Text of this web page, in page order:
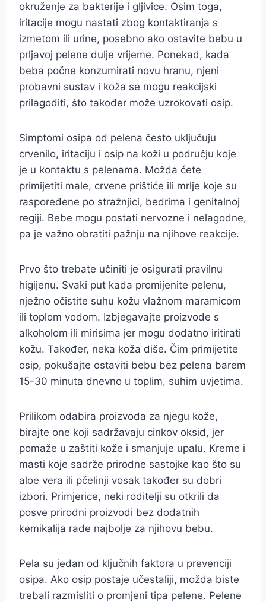
okruženje za bakterije i gljivice. Osim toga,
iritacije mogu nastati zbog kontaktiranja s
izmetom ili urine, posebno ako ostavite bebu u
prljavoj pelene dulje vrijeme. Ponekad, kada
beba počne konzumirati novu hranu, njeni
probavni sustav i koža se mogu reakcijski
prilagoditi, što također može uzrokovati osip.
Simptomi osipa od pelena često uključuju
crvenilo, iritaciju i osip na koži u području koje
je u kontaktu s pelenama. Možda ćete
primijetiti male, crvene prištiće ili mrlje koje su
raspoređene po stražnjici, bedrima i genitalnoj
regiji. Bebe mogu postati nervozne i nelagodne,
pa je važno obratiti pažnju na njihove reakcije.
Prvo što trebate učiniti je osigurati pravilnu
higijenu. Svaki put kada promijenite pelenu,
nježno očistite suhu kožu vlažnom maramicom
ili toplom vodom. Izbjegavajte proizvode s
alkoholom ili mirisima jer mogu dodatno iritirati
kožu. Također, neka koža diše. Čim primijetite
osip, pokušajte ostaviti bebu bez pelena barem
15-30 minuta dnevno u toplim, suhim uvjetima.
Prilikom odabira proizvoda za njegu kože,
birajte one koji sadržavaju cinkov oksid, jer
pomaže u zaštiti kože i smanjuje upalu. Kreme i
masti koje sadrže prirodne sastojke kao što su
aloe vera ili pčelinji vosak također su dobri
izbori. Primjerice, neki roditelji su otkrili da
posve prirodni proizvodi bez dodatnih
kemikalija rade najbolje za njihovu bebu.
Pela su jedan od ključnih faktora u prevenciji
osipa. Ako osip postaje učestaliji, možda biste
trebali razmisliti o promjeni tipa pelene. Pelene